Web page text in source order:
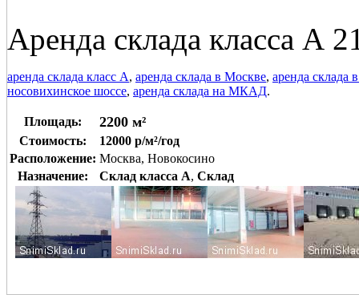
Аренда склада класса А
аренда склада класс А, аренда склада в Москве, аренда склада
носовихинское шоссе, аренда склада на МКАД.
Площадь: 2200 м²
Стоимость:
12000 р/м²/год
Расположение: Москва, Новокосино
Назначение:
Склад класса A, Склад